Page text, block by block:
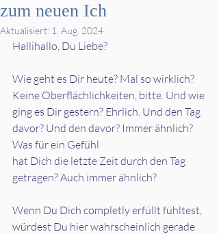
zum neuen Ich
Aktualisiert: 1. Aug. 2024
Hallihallo, Du Liebe?
Wie geht es Dir heute? Mal so wirklich?
Keine Oberflächlichkeiten, bitte. Und wie
ging es Dir gestern? Ehrlich. Und den Tag
davor? Und den davor? Immer ähnlich?
Was für ein Gefühl
hat Dich die letzte Zeit durch den Tag
getragen? Auch immer ähnlich?
Wenn Du Dich completly erfüllt fühltest,
würdest Du hier wahrscheinlich gerade